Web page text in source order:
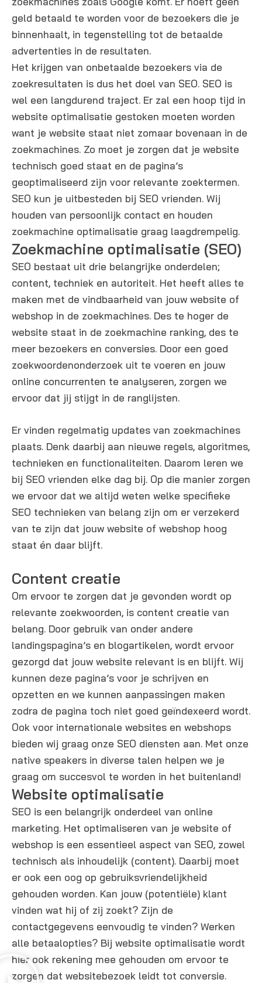
geld betaald te worden voor de bezoekers die je
binnenhaalt, in tegenstelling tot de betaalde
advertenties in de resultaten.
Het krijgen van onbetaalde bezoekers via de
zoekresultaten is dus het doel van SEO. SEO is
wel een langdurend traject. Er zal een hoop tijd in
website optimalisatie gestoken moeten worden
want je website staat niet zomaar bovenaan in de
zoekmachines. Zo moet je zorgen dat je website
technisch goed staat en de pagina’s
geoptimaliseerd zijn voor relevante zoektermen.
SEO kun je uitbesteden bij SEO vrienden. Wij
houden van persoonlijk contact en houden
zoekmachine optimalisatie graag laagdrempelig.
Zoekmachine optimalisatie (SEO)
SEO bestaat uit drie belangrijke onderdelen;
content, techniek en autoriteit. Het heeft alles te
maken met de vindbaarheid van jouw website of
webshop in de zoekmachines. Des te hoger de
website staat in de zoekmachine ranking, des te
meer bezoekers en conversies. Door een goed
zoekwoordenonderzoek uit te voeren en jouw
online concurrenten te analyseren, zorgen we
ervoor dat jij stijgt in de ranglijsten.
Er vinden regelmatig updates van zoekmachines
plaats. Denk daarbij aan nieuwe regels, algoritmes,
technieken en functionaliteiten. Daarom leren we
bij SEO vrienden elke dag bij. Op die manier zorgen
we ervoor dat we altijd weten welke specifieke
SEO technieken van belang zijn om er verzekerd
van te zijn dat jouw website of webshop hoog
staat én daar blijft.
Content creatie
Om ervoor te zorgen dat je gevonden wordt op
relevante zoekwoorden, is content creatie van
belang. Door gebruik van onder andere
landingspagina’s en blogartikelen, wordt ervoor
gezorgd dat jouw website relevant is en blijft. Wij
kunnen deze pagina’s voor je schrijven en
opzetten en we kunnen aanpassingen maken
zodra de pagina toch niet goed geïndexeerd wordt.
Ook voor internationale websites en webshops
bieden wij graag onze SEO diensten aan. Met onze
native speakers in diverse talen helpen we je
graag om succesvol te worden in het buitenland!
Website optimalisatie​
SEO is een belangrijk onderdeel van online
marketing. Het optimaliseren van je website of
webshop is een essentieel aspect van SEO, zowel
technisch als inhoudelijk (content). Daarbij moet
er ook een oog op gebruiksvriendelijkheid
gehouden worden. Kan jouw (potentiële) klant
vinden wat hij of zij zoekt? Zijn de
contactgegevens eenvoudig te vinden? Werken
alle betaalopties? Bij website optimalisatie wordt
hier ook rekening mee gehouden om ervoor te
zorgen dat websitebezoek leidt tot conversie.